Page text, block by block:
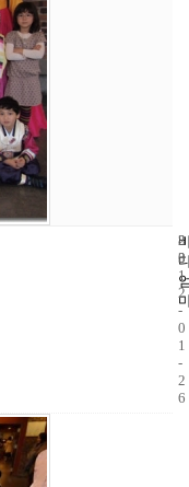
8
3
2
0
1
2
-
0
1
-
2
6